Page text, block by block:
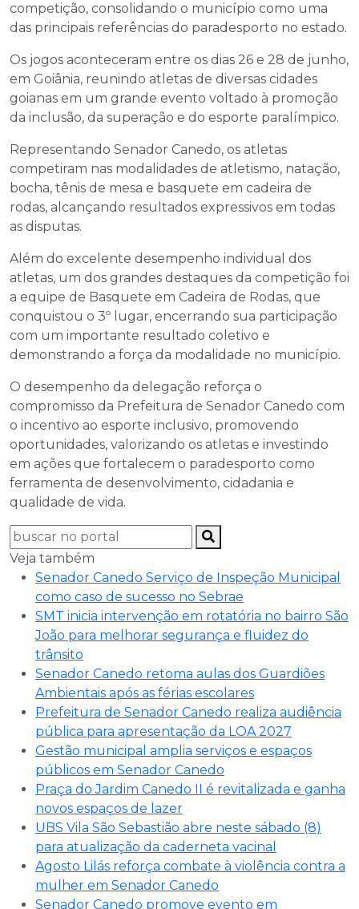
competição, consolidando o município como uma
das principais referências do paradesporto no estado.
Os jogos aconteceram entre os dias 26 e 28 de junho,
em Goiânia, reunindo atletas de diversas cidades
goianas em um grande evento voltado à promoção
da inclusão, da superação e do esporte paralímpico.
Representando Senador Canedo, os atletas
competiram nas modalidades de atletismo, natação,
bocha, tênis de mesa e basquete em cadeira de
rodas, alcançando resultados expressivos em todas
as disputas.
Além do excelente desempenho individual dos
atletas, um dos grandes destaques da competição foi
a equipe de Basquete em Cadeira de Rodas, que
conquistou o 3º lugar, encerrando sua participação
com um importante resultado coletivo e
demonstrando a força da modalidade no município.
O desempenho da delegação reforça o
compromisso da Prefeitura de Senador Canedo com
o incentivo ao esporte inclusivo, promovendo
oportunidades, valorizando os atletas e investindo
em ações que fortalecem o paradesporto como
ferramenta de desenvolvimento, cidadania e
qualidade de vida.
Veja também
Senador Canedo Serviço de Inspeção Municipal
como caso de sucesso no Sebrae
SMT inicia intervenção em rotatória no bairro São
João para melhorar segurança e fluidez do
trânsito
Senador Canedo retoma aulas dos Guardiões
Ambientais após as férias escolares
Prefeitura de Senador Canedo realiza audiência
pública para apresentação da LOA 2027
Gestão municipal amplia serviços e espaços
públicos em Senador Canedo
Praça do Jardim Canedo II é revitalizada e ganha
novos espaços de lazer
UBS Vila São Sebastião abre neste sábado (8)
para atualização da caderneta vacinal
Agosto Lilás reforça combate à violência contra a
mulher em Senador Canedo
Senador Canedo promove evento em